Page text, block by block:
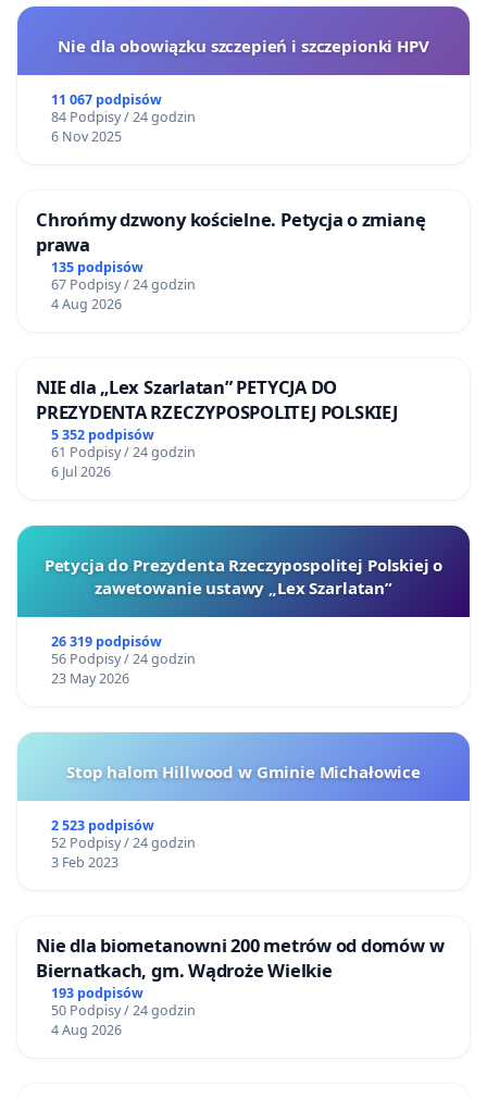
Nie dla obowiązku szczepień i szczepionki HPV
11 067 podpisów
84 Podpisy / 24 godzin
6 Nov 2025
Chrońmy dzwony kościelne. Petycja o zmianę
prawa
135 podpisów
67 Podpisy / 24 godzin
4 Aug 2026
NIE dla „Lex Szarlatan” PETYCJA DO
PREZYDENTA RZECZYPOSPOLITEJ POLSKIEJ
5 352 podpisów
61 Podpisy / 24 godzin
6 Jul 2026
Petycja do Prezydenta Rzeczypospolitej Polskiej o
zawetowanie ustawy „Lex Szarlatan”
26 319 podpisów
56 Podpisy / 24 godzin
23 May 2026
Stop halom Hillwood w Gminie Michałowice
2 523 podpisów
52 Podpisy / 24 godzin
3 Feb 2023
Nie dla biometanowni 200 metrów od domów w
Biernatkach, gm. Wądroże Wielkie
193 podpisów
50 Podpisy / 24 godzin
4 Aug 2026